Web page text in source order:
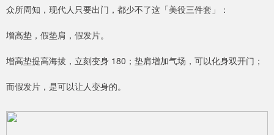
众所周知，现代人只要出门，都少不了这「美役三件套」：
增高垫，假垫肩，假发片。
增高垫提高海拔，立刻变身 180；垫肩增加气场，可以化身双开门；
而假发片，是可以让人变身的。